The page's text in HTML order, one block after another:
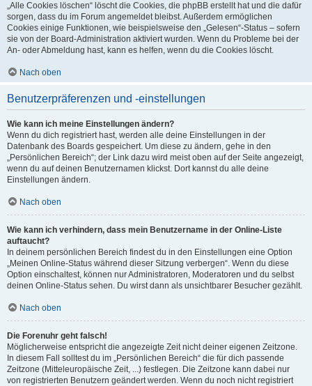
„Alle Cookies löschen“ löscht die Cookies, die phpBB erstellt hat und die dafür
sorgen, dass du im Forum angemeldet bleibst. Außerdem ermöglichen
Cookies einige Funktionen, wie beispielsweise den „Gelesen“-Status – sofern
sie von der Board-Administration aktiviert wurden. Wenn du Probleme bei der
An- oder Abmeldung hast, kann es helfen, wenn du die Cookies löscht.
Nach oben
Benutzerpräferenzen und -einstellungen
Wie kann ich meine Einstellungen ändern?
Wenn du dich registriert hast, werden alle deine Einstellungen in der
Datenbank des Boards gespeichert. Um diese zu ändern, gehe in den
„Persönlichen Bereich“; der Link dazu wird meist oben auf der Seite angezeigt,
wenn du auf deinen Benutzernamen klickst. Dort kannst du alle deine
Einstellungen ändern.
Nach oben
Wie kann ich verhindern, dass mein Benutzername in der Online-Liste
auftaucht?
In deinem persönlichen Bereich findest du in den Einstellungen eine Option
„Meinen Online-Status während dieser Sitzung verbergen“. Wenn du diese
Option einschaltest, können nur Administratoren, Moderatoren und du selbst
deinen Online-Status sehen. Du wirst dann als unsichtbarer Besucher gezählt.
Nach oben
Die Forenuhr geht falsch!
Möglicherweise entspricht die angezeigte Zeit nicht deiner eigenen Zeitzone.
In diesem Fall solltest du im „Persönlichen Bereich“ die für dich passende
Zeitzone (Mitteleuropäische Zeit, ...) festlegen. Die Zeitzone kann dabei nur
von registrierten Benutzern geändert werden. Wenn du noch nicht registriert